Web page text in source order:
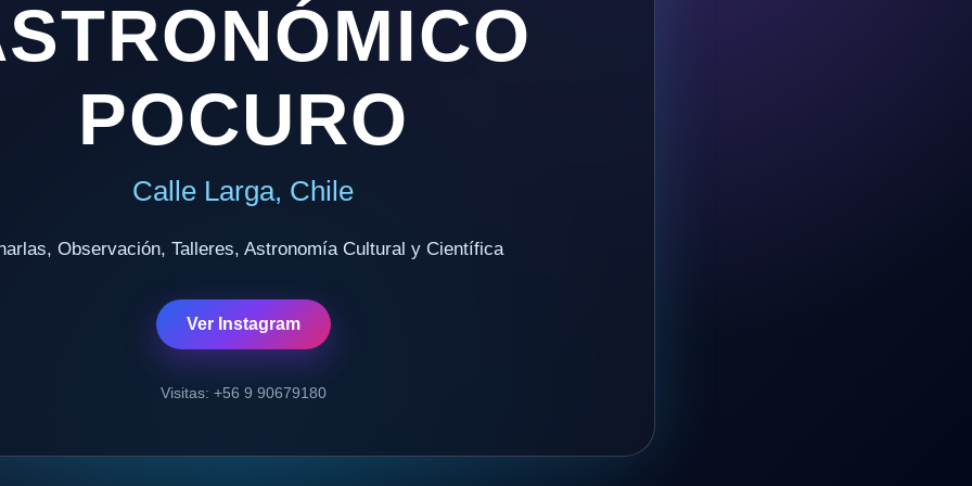
POCURO
Calle Larga, Chile
Observación, Talleres, Astronomía Cultural y Científica
Ver Instagram
Visitas: +56 9 90679180